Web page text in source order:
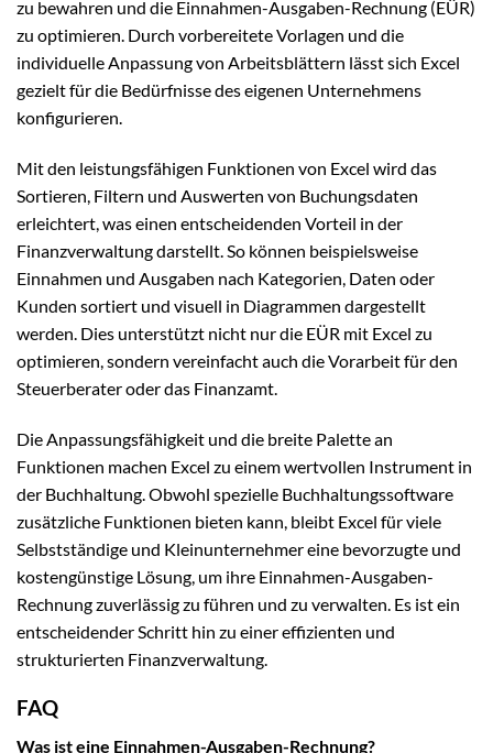
zu bewahren und die Einnahmen-Ausgaben-Rechnung (EÜR)
zu optimieren. Durch vorbereitete Vorlagen und die
individuelle Anpassung von Arbeitsblättern lässt sich Excel
gezielt für die Bedürfnisse des eigenen Unternehmens
konfigurieren.
Mit den leistungsfähigen Funktionen von Excel wird das
Sortieren, Filtern und Auswerten von Buchungsdaten
erleichtert, was einen entscheidenden Vorteil in der
Finanzverwaltung darstellt. So können beispielsweise
Einnahmen und Ausgaben nach Kategorien, Daten oder
Kunden sortiert und visuell in Diagrammen dargestellt
werden. Dies unterstützt nicht nur die EÜR mit Excel zu
optimieren, sondern vereinfacht auch die Vorarbeit für den
Steuerberater oder das Finanzamt.
Die Anpassungsfähigkeit und die breite Palette an
Funktionen machen Excel zu einem wertvollen Instrument in
der Buchhaltung. Obwohl spezielle Buchhaltungssoftware
zusätzliche Funktionen bieten kann, bleibt Excel für viele
Selbstständige und Kleinunternehmer eine bevorzugte und
kostengünstige Lösung, um ihre Einnahmen-Ausgaben-
Rechnung zuverlässig zu führen und zu verwalten. Es ist ein
entscheidender Schritt hin zu einer effizienten und
strukturierten Finanzverwaltung.
FAQ
Was ist eine Einnahmen-Ausgaben-Rechnung?